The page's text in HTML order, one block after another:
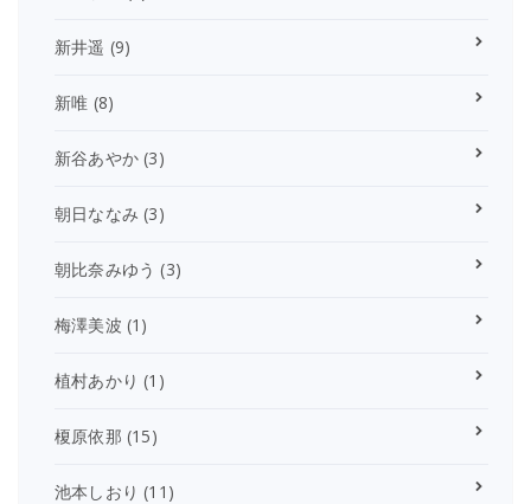
新井遥 (9)
新唯 (8)
新谷あやか (3)
朝日ななみ (3)
朝比奈みゆう (3)
梅澤美波 (1)
植村あかり (1)
榎原依那 (15)
池本しおり (11)